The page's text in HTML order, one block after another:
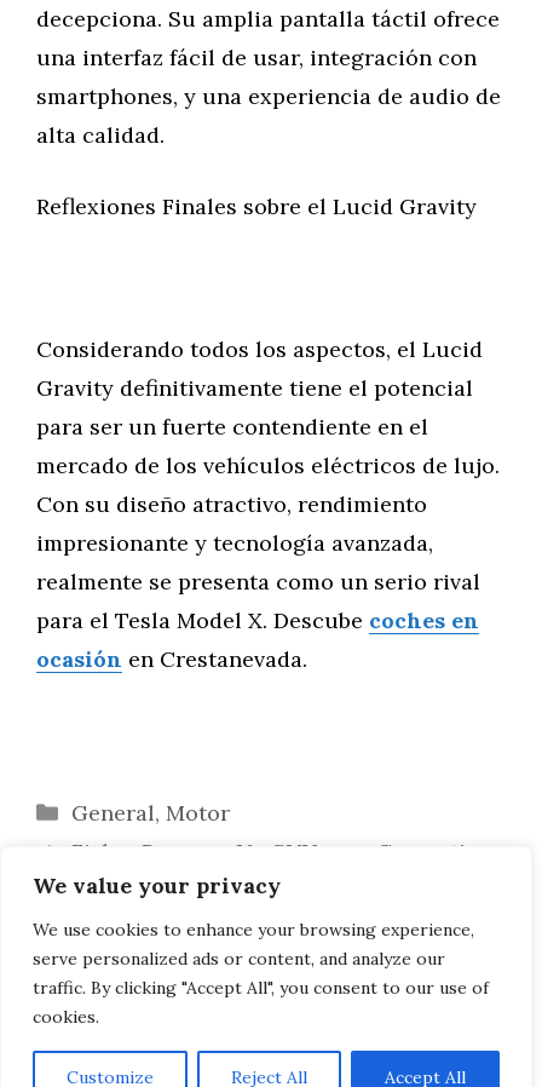
We value your privacy
We use cookies to enhance your browsing experience,
serve personalized ads or content, and analyze our
traffic. By clicking "Accept All", you consent to our use of
cookies.
Customize Reject All Accept All
decepciona. Su amplia pantalla táctil ofrece
una interfaz fácil de usar, integración con
smartphones, y una experiencia de audio de
alta calidad.
Reflexiones Finales sobre el Lucid Gravity
Considerando todos los aspectos, el Lucid
Gravity definitivamente tiene el potencial
para ser un fuerte contendiente en el
mercado de los vehículos eléctricos de lujo.
Con su diseño atractivo, rendimiento
impresionante y tecnología avanzada,
realmente se presenta como un serio rival
para el Tesla Model X. Descube coches en
ocasión en Crestanevada.
Categorías
General, Motor
Fisker Regresa: Un SUV para Competir
con Tesla
Zity by Mobilize: Una Solución para
Reducir la Contaminación en España